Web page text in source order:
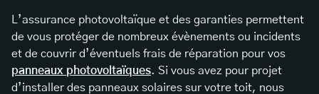
L’assurance photovoltaïque et des garanties permettent
de vous protéger de nombreux évènements ou incidents
et de couvrir d’éventuels frais de réparation pour vos
panneaux photovoltaïques. Si vous avez pour projet
d’installer des panneaux solaires sur votre toit, nous